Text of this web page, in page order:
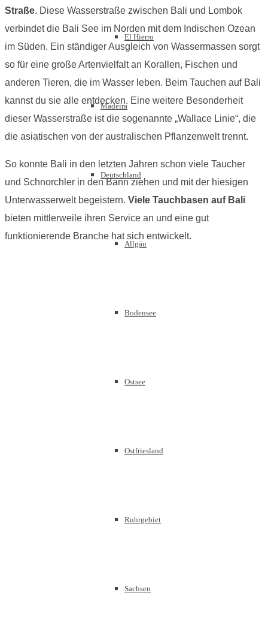
El Hierro
Madeira
Deutschland
Allgäu
Bodensee
Ostsee
Ostfriesland
Ruhrgebiet
Sachsen
Straße. Diese Wasserstraße zwischen Bali und Lombok
verbindet die Bali See im Norden mit dem Indischen Ozean
im Süden. Ein ständiger Ausgleich von Wassermassen sorgt
so für eine große Artenvielfalt an Korallen, Fischen und
anderen Tieren, die im Wasser leben. Beim Tauchen auf Bali
kannst du sie alle entdecken. Eine weitere Besonderheit
dieser Wasserstraße ist die sogenannte „Wallace Linie“, die
die asiatischen von der australischen Pflanzenwelt trennt.
So konnte Bali in den letzten Jahren schon viele Taucher
und Schnorchler in den Bann ziehen und mit der hiesigen
Unterwasserwelt begeistern. Viele Tauchbasen auf Bali
bieten mittlerweile ihren Service an und eine gut
funktionierende Branche hat sich entwickelt.